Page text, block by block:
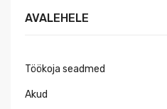
AVALEHELE
Töökoja seadmed
Akud